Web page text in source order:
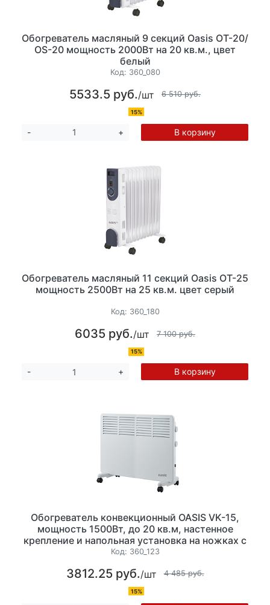
Обогреватель масляный 9 секций Oasis OT-20/
OS-20 мощность 2000Вт на 20 кв.м., цвет
белый
Код: 360_080
5533.5 руб./шт 6 510 руб.
15%
- + В корзину
Обогреватель масляный 11 секций Oasis OT-25
мощность 2500Вт на 25 кв.м. цвет серый
Код: 360_180
6035 руб./шт 7 100 руб.
15%
- + В корзину
Обогреватель конвекционный OASIS VK-15,
мощность 1500Вт, до 20 кв.м, настенное
крепление и напольная установка на ножках с
колесиками, механическое управление, цвет
Код: 360_123
3812.25 руб./шт 4 485 руб.
15%